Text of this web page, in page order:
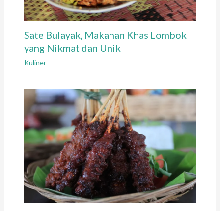
Sate Bulayak, Makanan Khas Lombok
yang Nikmat dan Unik
Kuliner